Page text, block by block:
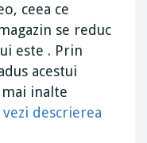
ceea ce
se reduc
este . Prin
acestui
inalte
vezi descrierea